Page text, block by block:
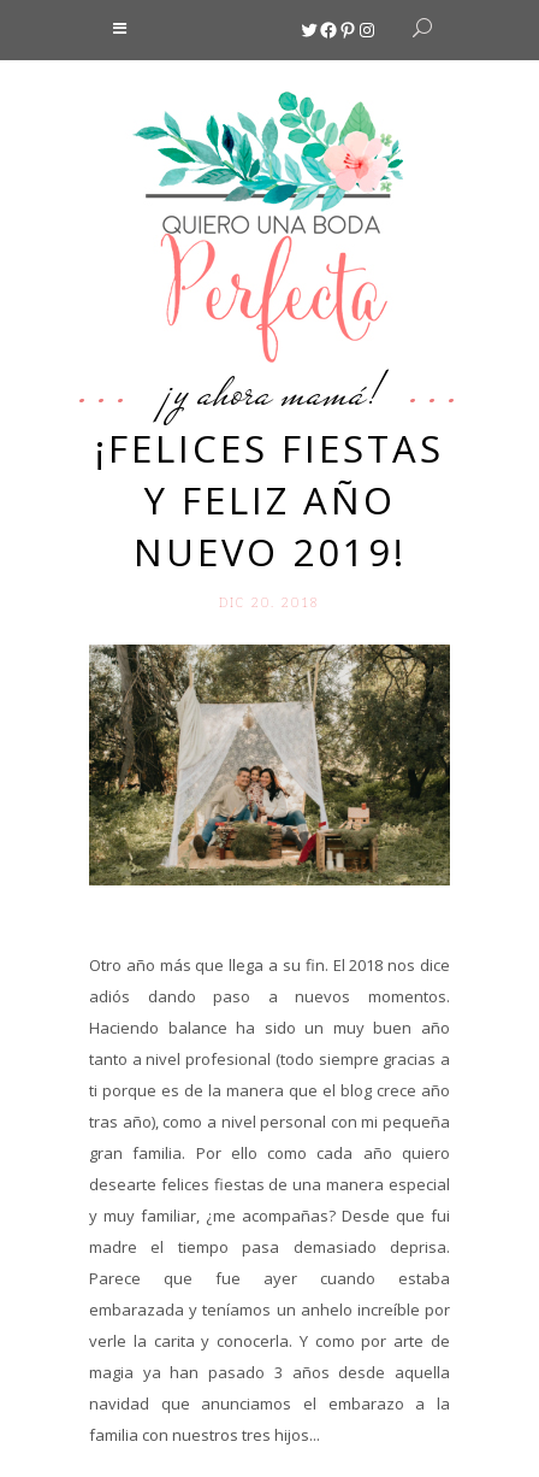
Twitter
Facebook
Pinterest
Instagram
¡y ahora mamá!
¡FELICES FIESTAS
Y FELIZ AÑO
NUEVO 2019!
DIC 20. 2018
Otro año más que llega a su fin. El 2018 nos dice
adiós dando paso a nuevos momentos.
Haciendo balance ha sido un muy buen año
tanto a nivel profesional (todo siempre gracias a
ti porque es de la manera que el blog crece año
tras año), como a nivel personal con mi pequeña
gran familia. Por ello como cada año quiero
desearte felices fiestas de una manera especial
y muy familiar, ¿me acompañas? Desde que fui
madre el tiempo pasa demasiado deprisa.
Parece que fue ayer cuando estaba
embarazada y teníamos un anhelo increíble por
verle la carita y conocerla. Y como por arte de
magia ya han pasado 3 años desde aquella
navidad que anunciamos el embarazo a la
familia con nuestros tres hijos...